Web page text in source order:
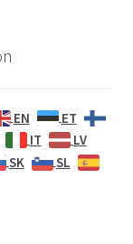
EN
ET
IT
LV
SK
SL